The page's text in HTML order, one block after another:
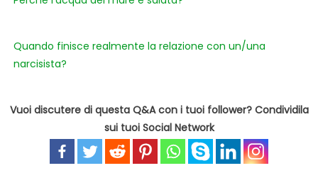
Quando finisce realmente la relazione con un/una
narcisista?
Vuoi discutere di questa Q&A con i tuoi follower? Condividila
sui tuoi Social Network